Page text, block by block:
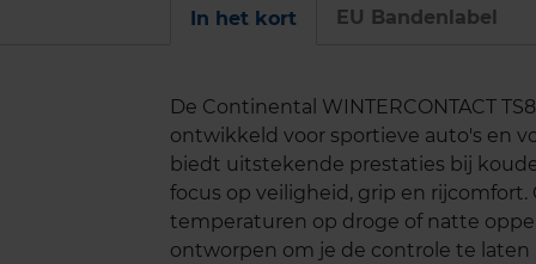
In het kort EU Bandenlabel
De Continental WINTERCONTACT
ontwikkeld voor sportieve auto's en
biedt uitstekende prestaties bij
focus op veiligheid, grip en
temperaturen op droge of natte
ontworpen om je de controle te